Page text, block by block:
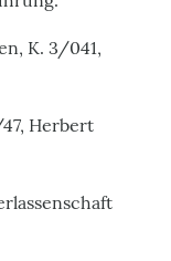
K. 3/041,
Herbert